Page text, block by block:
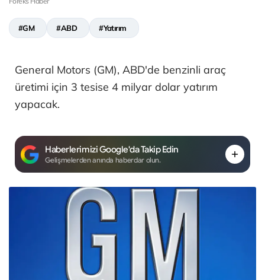
#GM #ABD #Yatırım
General Motors (GM), ABD'de benzinli araç
üretimi için 3 tesise 4 milyar dolar yatırım
yapacak.
Haberlerimizi Google'da Takip Edin
Gelişmelerden anında haberdar olun.